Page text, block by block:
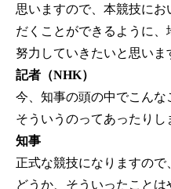
思いますので、本競技に
だくことができるように、
努力していきたいと思いま
記者（NHK）
今、知事の頭の中でこんな
そういうのってあったりし
知事
正式な競技になりますの
どうか、そういったこと